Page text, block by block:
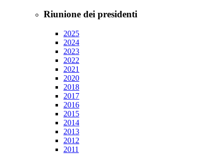
Riunione dei presidenti
2025
2024
2023
2022
2021
2020
2018
2017
2016
2015
2014
2013
2012
2011